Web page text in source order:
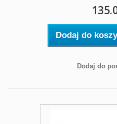
Dodaj do
Dodaj do